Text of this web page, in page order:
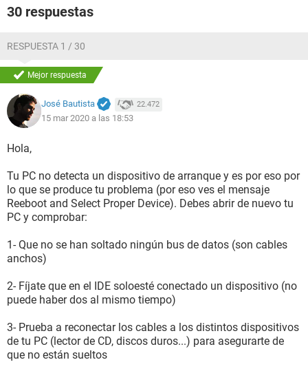
30 respuestas
RESPUESTA 1 / 30
Mejor respuesta
José Bautista 22.472
15 mar 2020 a las 18:53
Hola,
Tu PC no detecta un dispositivo de arranque y es por eso por
lo que se produce tu problema (por eso ves el mensaje
Reeboot and Select Proper Device). Debes abrir de nuevo tu
PC y comprobar:
1- Que no se han soltado ningún bus de datos (son cables
anchos)
2- Fíjate que en el IDE soloesté conectado un dispositivo (no
puede haber dos al mismo tiempo)
3- Prueba a reconectar los cables a los distintos dispositivos
de tu PC (lector de CD, discos duros...) para asegurarte de
que no están sueltos